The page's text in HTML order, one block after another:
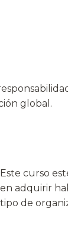
global.
Este curso
en adquirir
tipo de